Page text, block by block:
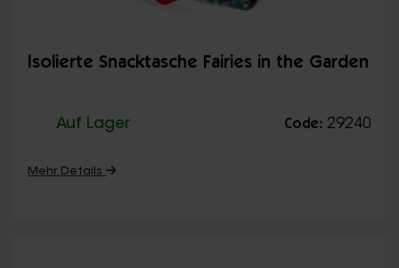
Isolierte Snacktasche Fairies in the Garden
Auf Lager Code: 29240
Mehr Details